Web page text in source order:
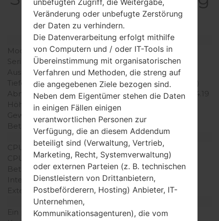
SGH-C168
Modell und seine Eigenschaften
Modell
SamsungSGH-C168
Serie
Others
Ausgabe
Februar, 2007
Tiefe
15.4 millimeter (0.61 Zoll)
Abmessungen (Breite /
Höhe)
106.5 x 43.5 millimeter (4.19
x 1.71 Zoll)
Gewicht
70 gramm (2.47 unzen)
Betriebssystem
Ausrüstung
CPU
-
CPU-Kerne
-
Betriebsgedächtnis
-
Interner Speicher
600KB
Externer Speicher
-
Netzwerk und Daten
Ein paar Plätze für SIM-
Mini-SIM
unbefugten Zugriff, die Weitergabe,
Veränderung oder unbefugte Zerstörung
der Daten zu verhindern.
Die Datenverarbeitung erfolgt mithilfe
von Computern und / oder IT-Tools in
Übereinstimmung mit organisatorischen
Verfahren und Methoden, die streng auf
die angegebenen Ziele bezogen sind.
Neben dem Eigentümer stehen die Daten
in einigen Fällen einigen
verantwortlichen Personen zur
Verfügung, die an diesem Addendum
beteiligt sind (Verwaltung, Vertrieb,
Marketing, Recht, Systemverwaltung)
oder externen Parteien (z. B. technischen
Dienstleistern von Drittanbietern,
Postbeförderern, Hosting) Anbieter, IT-
Unternehmen,
Kommunikationsagenturen), die vom